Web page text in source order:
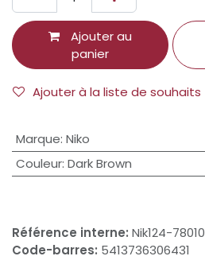
Ajouter au
panier
Ajouter à la liste de souhaits
Marque: Niko
Couleur: Dark Brown
Référence interne: Nik124-78010
Code-barres: 5413736306431